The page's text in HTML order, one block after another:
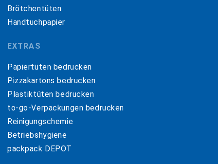
Brötchentüten
Handtuchpapier
EXTRAS
Papiertüten bedrucken
Pizzakartons bedrucken
Plastiktüten bedrucken
to-go-Verpackungen bedrucken
Reinigungschemie
Betriebshygiene
packpack DEPOT